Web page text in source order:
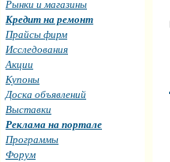
Рынки и магазины
Кредит на ремонт
Прайсы фирм
Исследования
Акции
Купоны
Доска объявлений
Выставки
Реклама на портале
Программы
Форум